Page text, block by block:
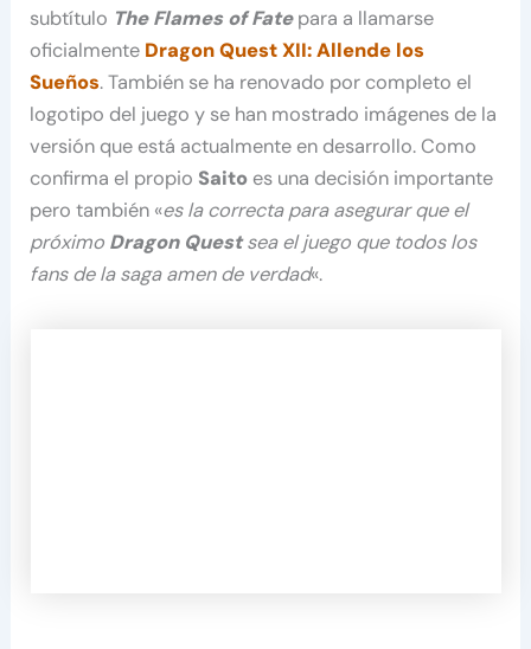
subtítulo The Flames of Fatepara a llamarse
oficialmente Dragon Quest XII: Allende los
Sueños. También se ha renovado por completo el
logotipo del juego y se han mostrado imágenes de la
versión que está actualmente en desarrollo. Como
confirma el propio Saito es una decisión importante
pero también «es la correcta para asegurar que el
próximo Dragon Questsea el juego que todos los
fans de la saga amen de verdad«.